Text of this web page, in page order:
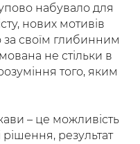
набувало для
нових мотивів
своїм глибинним
не стільки в
того, яким
– це можливість
рішення, результат